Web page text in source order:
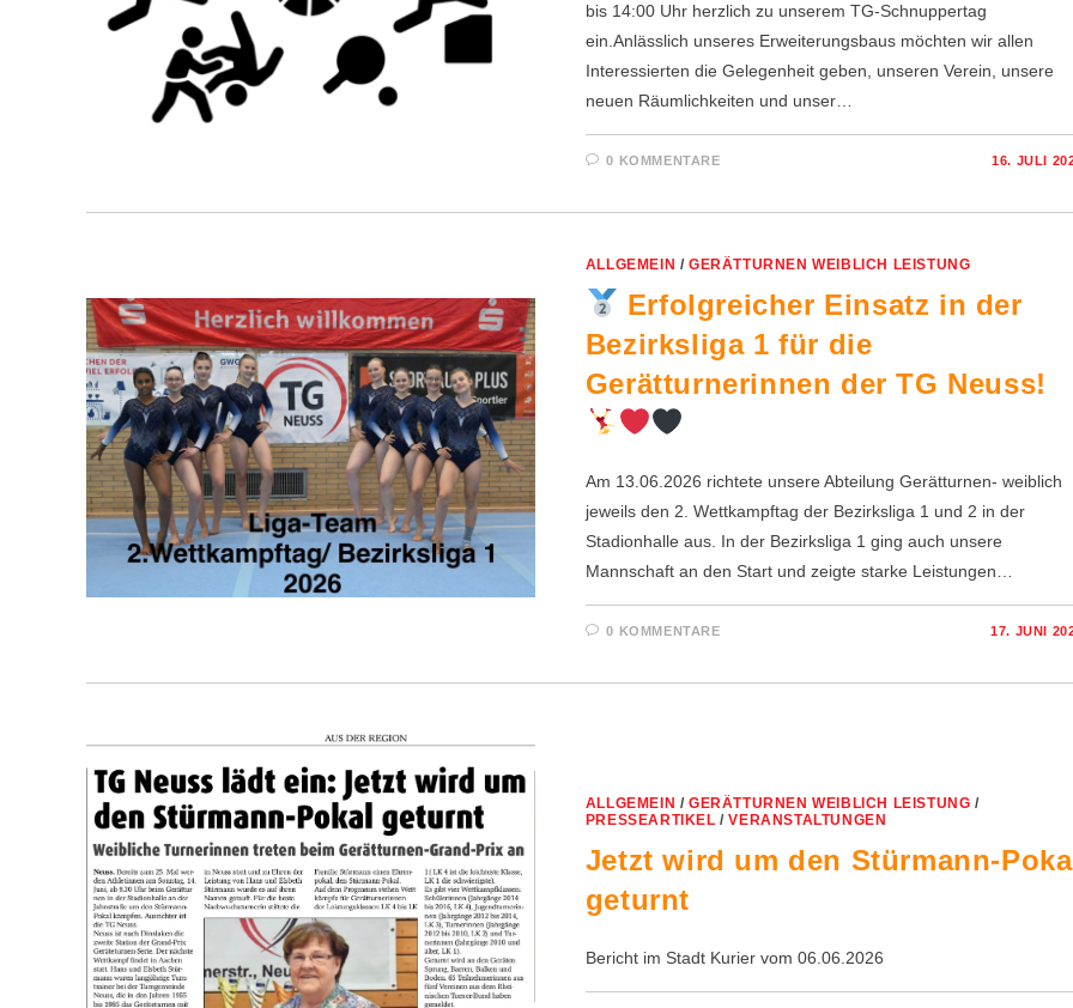
bis 14:00 Uhr herzlich zu unserem TG-Schnuppertag
ein.Anlässlich unseres Erweiterungsbaus möchten wir allen
Interessierten die Gelegenheit geben, unseren Verein, unsere
neuen Räumlichkeiten und unser…
0 KOMMENTARE 16. JULI
ALLGEMEIN /GERÄTTURNEN WEIBLICH LEISTUNG
Erfolgreicher Einsatz in der
Bezirksliga 1 für die
Gerätturnerinnen der TG Neuss!
Am 13.06.2026 richtete unsere Abteilung Gerätturnen- weiblich
jeweils den 2. Wettkampftag der Bezirksliga 1 und 2 in der
Stadionhalle aus. In der Bezirksliga 1 ging auch unsere
Mannschaft an den Start und zeigte starke Leistungen…
0 KOMMENTARE 17. JUNI
ALLGEMEIN /GERÄTTURNEN WEIBLICH LEISTUNG /
PRESSEARTIKEL /VERANSTALTUNGEN
Jetzt wird um den Stürmann-
geturnt
Bericht im Stadt Kurier vom 06.06.2026